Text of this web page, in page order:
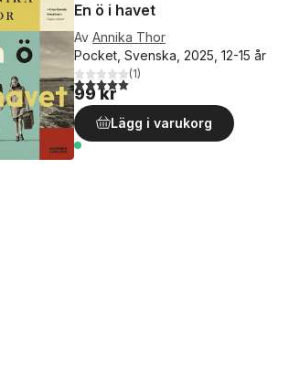
En ö i havet
Av Annika Thor
Pocket, Svenska, 2025, 12-15 år
5,0utav 5 stjärnor. Totalt antal röster:
(1)
99 kr
Lägg i varukorg